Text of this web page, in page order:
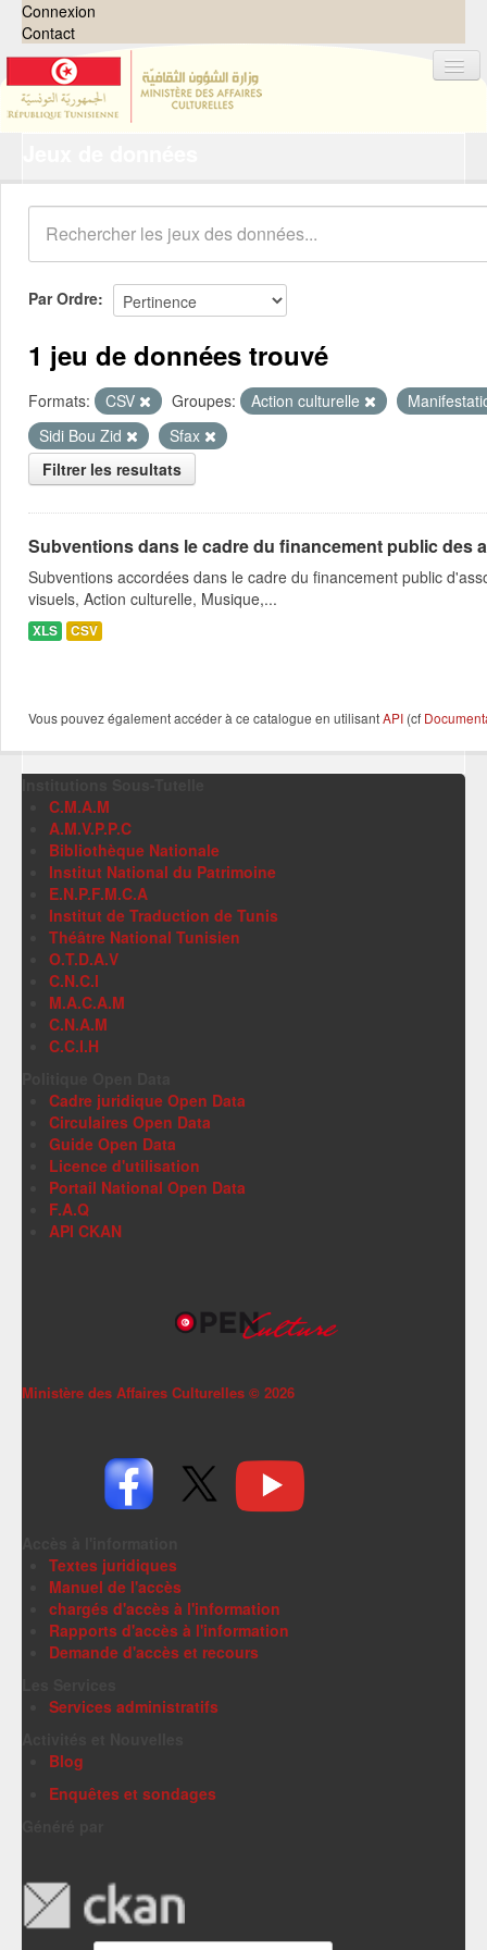
Connexion
Contact
Organisations
Groupes
Demandes 0
À propos
Par Ordre
1 jeu de données trouvé
Formats: CSV Groupes: Action culturelle
Sidi Bou Zid
Sfax
Filtrer les resultats
Subventions dans le cadre du financement public des
Subventions accordées dans le cadre du financement public
visuels, Action culturelle, Musique,...
XLS CSV
Vous pouvez également accéder à ce catalogue en utilisantAPI (cf
C.M.A.M
A.M.V.P.P.C
Bibliothèque Nationale
Institut National du Patrimoine
E.N.P.F.M.C.A
Institut de Traduction de Tunis
Théâtre National Tunisien
O.T.D.A.V
C.N.C.I
M.A.C.A.M
C.N.A.M
C.C.I.H
Cadre juridique Open Data
Circulaires Open Data
Guide Open Data
Licence d'utilisation
Portail National Open Data
F.A.Q
API CKAN
Ministère des Affaires Culturelles © 2026
Textes juridiques
Manuel de l'accès
chargés d'accès à l'information
Rapports d'accès à l'information
Demande d'accès et recours
Services administratifs
Blog
Enquêtes et sondages